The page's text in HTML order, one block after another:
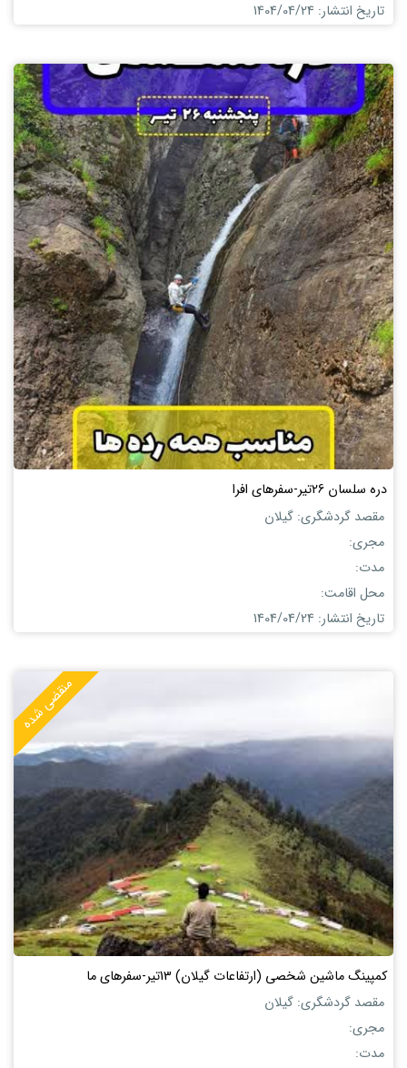
تاریخ انتشار: 1404/04/24
دره سلسان 26تیر-سفرهای افرا
مقصد گردشگری: گیلان
مجری:
مدت:
محل اقامت:
تاریخ انتشار: 1404/04/24
منقضی شده
کمپینگ ماشین شخصی (ارتفاعات گیلان) 13تیر-سفرهای ما
مقصد گردشگری: گیلان
مجری:
مدت: